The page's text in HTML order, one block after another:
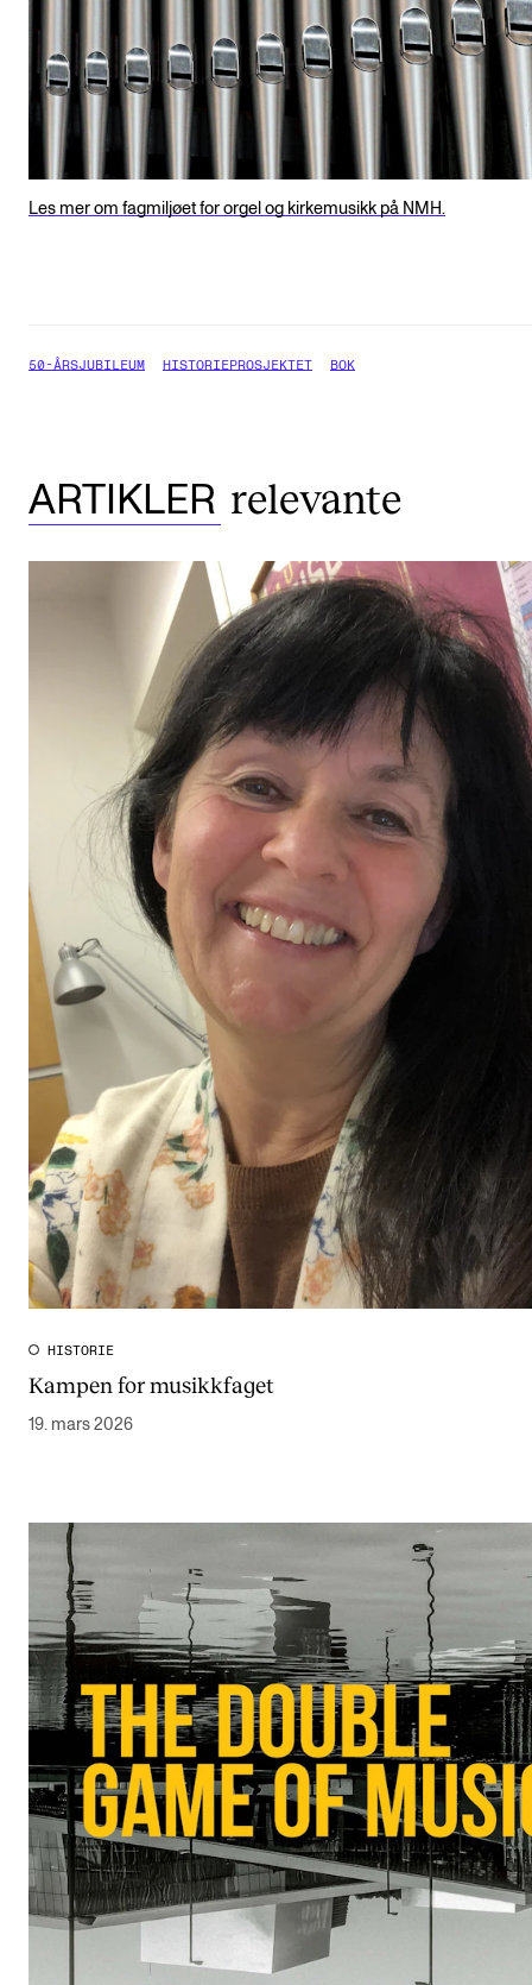
Les mer om fagmiljøet for orgel og kirkemusikk på NMH.
50-ÅRSJUBILEUM HISTORIEPROSJEKTET BOK
ARTIKLER relevante
HISTORIE
Kampen for musikkfaget
19. mars 2026